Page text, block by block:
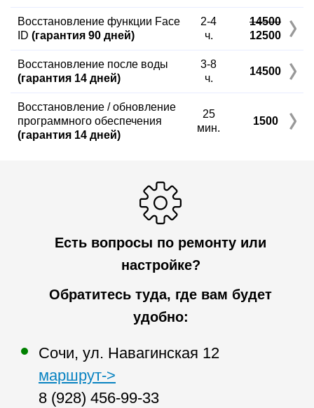
Восстановление функции Face
ID (гарантия 90 дней)
2-4
ч.
14500
12500
Восстановление после воды
(гарантия 14 дней)
3-8
ч.
14500
Восстановление / обновление
программного обеспечения
(гарантия 14 дней)
25
мин.
1500
Есть вопросы по ремонту или
настройке?
Обратитесь туда, где вам будет
удобно:
Сочи, ул. Навагинская 12
маршрут->
8 (928) 456-99-33